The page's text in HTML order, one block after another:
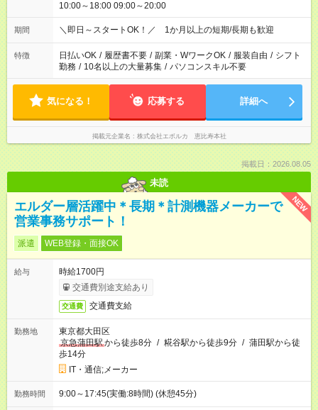
10:00～18:00 09:00～20:00
期間 ＼即日～スタートOK！／ 1か月以上の短期/長期も歓迎
特徴 日払いOK / 履歴書不要 / 副業・WワークOK / 服装自由 / シフト
勤務 / 10名以上の大量募集 / パソコンスキル不要
気になる！ 応募する 詳細へ
掲載元企業名 株式会社エボルカ 恵比寿本社
掲載日：2026.08.05
未読
NEW
エルダー層活躍中＊長期＊計測機器メーカーで
営業事務サポート！
派遣 WEB登録・面接OK
給与
時給1700円
交通費別途支給あり
交通費 交通費支給
勤務地
東京都大田区
京急蒲田駅から徒歩8分 / 糀谷駅から徒歩9分 / 蒲田駅から徒
歩14分
IT・通信;メーカー
勤務時間 9:00～17:45(実働:8時間) (休憩45分)